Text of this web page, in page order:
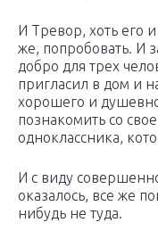
И Тревор, хоть его
же, попробовать. И
добро для трех
пригласил в дом и
хорошего и
познакомить со
одноклассника,
И с виду
оказалось, все же
нибудь не туда.